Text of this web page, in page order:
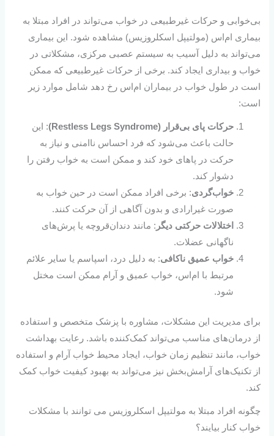
بی‌خوابی و حرکات غیرطبیعی در خواب می‌تواند در افراد مبتلا به
بیماری ام‌اس (مولتیپل اسکلروزیس) مشاهده شود. این بیماری
می‌تواند به دلیل آسیب به سیستم عصبی مرکزی، مشکلاتی در
خواب و بیداری ایجاد کند. برخی از حرکات غیرطبیعی که ممکن
است در طول خواب در بیماران ام‌اس رخ دهد شامل موارد زیر
است:
حرکات پای بی‌قرار (Restless Legs Syndrome)
: این
حالت باعث می‌شود که فرد احساس ناامنی و نیاز به
حرکت در پاهای خود کند و ممکن است به خواب رفتن را
دشوار کند.
خواب‌گردی: برخی افراد ممکن است در حین خواب به
صورت غیرارادی و بدون آگاهی از آن حرکت کنند.
اختلالات حرکتی دیگر : مانند دندان‌قروچه یا پرش‌های
ناگهانی عضلات.
خواب عمیق ناکافی: به دلیل درد، اسپاسم یا سایر علائم
مرتبط با ام‌اس، خواب عمیق و آرام ممکن است مختل
شود.
برای مدیریت این مشکلات، مشاوره با پزشک متخصص و استفاده
از درمان‌های مناسب می‌تواند کمک‌کننده باشد. رعایت بهداشت
خواب، مانند تنظیم زمان خواب، ایجاد محیط خواب آرام و استفاده
از تکنیک‌های آرامش‌بخش نیز می‌تواند به بهبود کیفیت خواب کمک
کند.
چگونه افراد مبتلا به مولتیپل اسکلروزیس می توانند با مشکلات
خواب کنار بیایند؟